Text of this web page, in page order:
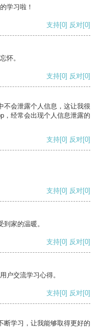
学习啦！
支持[0] 反对[0]
怀。
支持[0] 反对[0]
不会泄露个人信息，这让我很
，经常会出现个人信息泄露的
支持[0] 反对[0]
支持[0] 反对[0]
家的温暖。
支持[0] 反对[0]
户交流学习心得。
支持[0] 反对[0]
断学习，让我能够取得更好的